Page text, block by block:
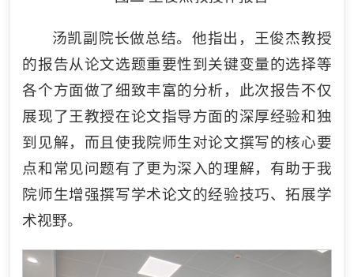
汤凯副院长做总结。他指出，王俊杰教授
的报告从论文选题重要性到关键变量的选择等
各个方面做了细致丰富的分析，此次报告不仅
展现了王教授在论文指导方面的深厚经验和独
到见解，而且使我院师生对论文撰写的核心要
点和常见问题有了更为深入的理解，有助于我
院师生增强撰写学术论文的经验技巧、拓展学
术视野。